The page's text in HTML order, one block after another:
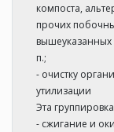
компоста,
прочих
вышеуказанных
п.;
- очистку
утилизации
Эта
- сжигание и